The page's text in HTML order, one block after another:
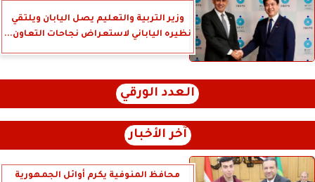
وزير التربية والتعليم يصل اليابان ويلتقي
نظيره الياباني لاستعراض نجاحات التعاون...
العدد الورقي
آخر الأخبار
محافظ المنوفية يكرم أوائل الجمهورية